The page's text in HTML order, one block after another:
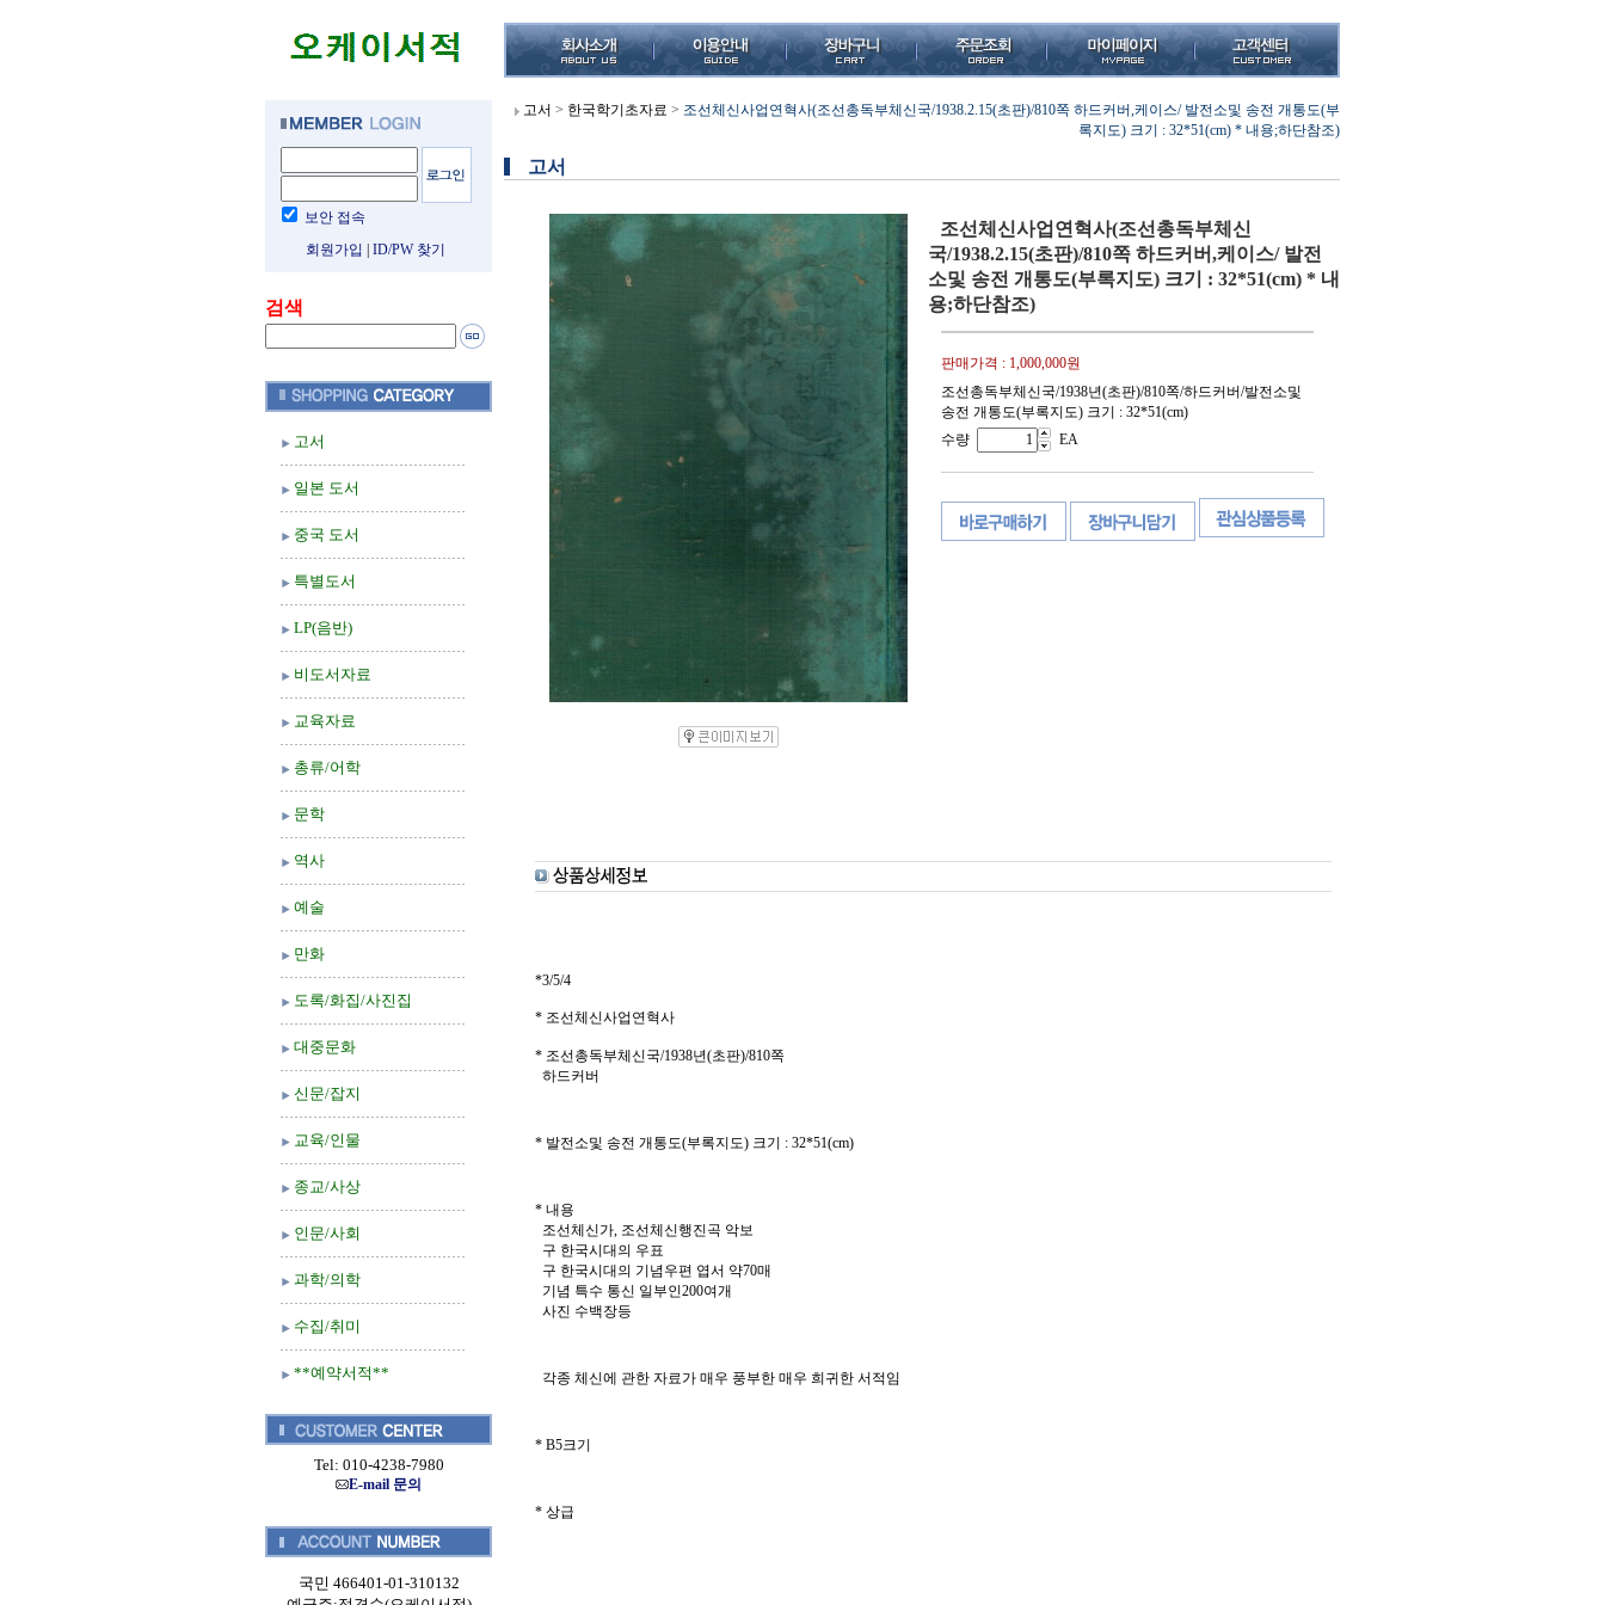
보안 접속
회원가입
ID/PW 찾기
검색
고서
일본 도서
중국 도서
특별도서
LP(음반)
비도서자료
교육자료
총류/어학
문학
역사
예술
만화
도록/화집/사진집
대중문화
신문/잡지
교육/인물
종교/사상
인문/사회
과학/의학
수집/취미
**예약서적**
Tel: 010-4238-7980
E-mail 문의
국민 466401-01-310132
고서 > 한국학기초자료 > 조선체신사업연혁사(조선총독부체신국/1938.2.15(초판)/810쪽 하드커버,케이스/ 발전소및 송전 개통도(부
록지도) 크기 : 32*51(cm) * 내용;하단참조)
고서
조선체신사업연혁사(조선총독부체신
국/1938.2.15(초판)/810쪽 하드커버,케이스/ 발전
소및 송전 개통도(부록지도) 크기 : 32*51(cm) * 내
용;하단참조)
판매가격 : 1,000,000원
조선총독부체신국/1938년(초판)/810쪽/하드커버/발전소및
송전 개통도(부록지도) 크기 : 32*51(cm)
수량
EA
*3/5/4
* 조선체신사업연혁사
* 조선총독부체신국/1938년(초판)/810쪽
하드커버
* 발전소및 송전 개통도(부록지도) 크기 : 32*51(cm)
* 내용
조선체신가, 조선체신행진곡 악보
구 한국시대의 우표
구 한국시대의 기념우편 엽서 약70매
기념 특수 통신 일부인200여개
사진 수백장등
각종 체신에 관한 자료가 매우 풍부한 매우 희귀한 서적임
* B5크기
* 상급